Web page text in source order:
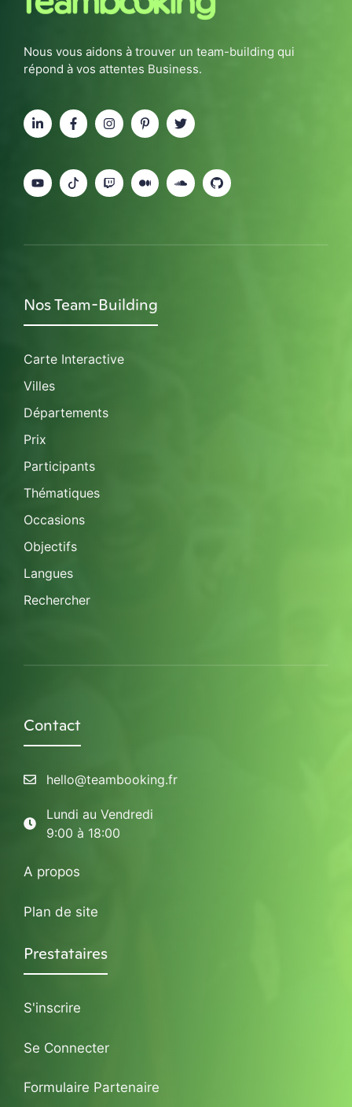
Nous vous aidons à trouver un team-building qui
répond à vos attentes Business.
Nos Team-Building
Carte Interactive
Villes
Départements
Prix
Participants
Thématiques
Occasions
Objectifs
Langues
Rechercher
Contact
hello@teambooking.fr
Lundi au Vendredi
9:00 à 18:00
A propos
Plan de site
Prestataires
S'inscrire
Se Connecter
Formulaire Partenaire